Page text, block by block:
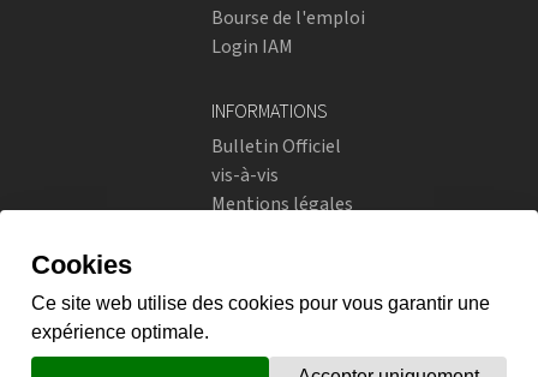
Bourse de l'emploi
Login IAM
INFORMATIONS
Bulletin Officiel
vis-à-vis
Mentions légales
Instagram